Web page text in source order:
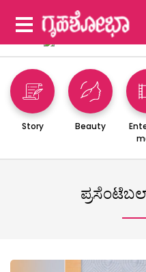
Story Beauty